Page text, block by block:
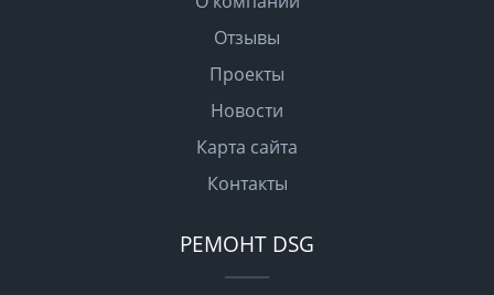
Отзывы
Проекты
Новости
Карта сайта
Контакты
РЕМОНТ DSG